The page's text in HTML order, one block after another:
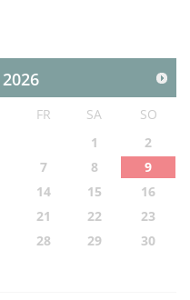
2026
FR SA
SO
1
2
7 8
9
14 15
16
21 22
23
28 29
30